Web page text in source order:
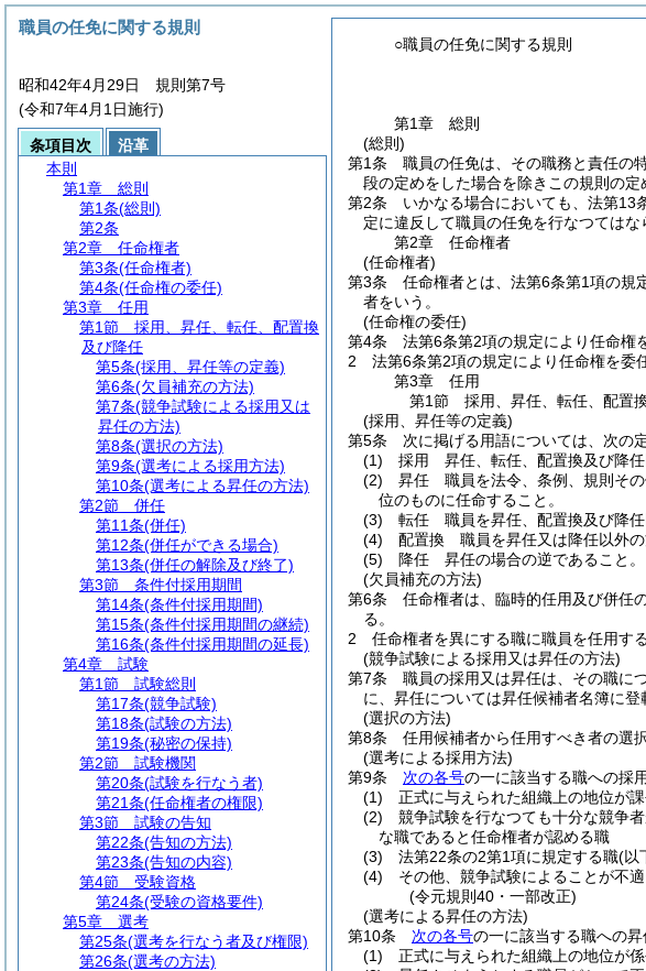
○職員の任免に関する規則
第1章
総則
(総則)
第1条
職員の任免は、その職務と責任の
段の定めをした場合を除きこの規則の定
第2条
いかなる場合においても、法第13
定に違反して職員の任免を行なつてはな
第2章
任命権者
(任命権者)
第3条
任命権者とは、法第6条第1項の規
者をいう。
(任命権の委任)
第4条
法第6条第2項の規定により任命権
2
法第6条第2項の規定により任命権を委
第3章
任用
第1節
採用、昇任、転任、配置
(採用、昇任等の定義)
第5条
次に掲げる用語については、次の
(1)
採用 昇任、転任、配置換及び降任
(2)
昇任 職員を法令、条例、規則そ
位のものに任命すること。
(3)
転任 職員を昇任、配置換及び降任
(4)
配置換 職員を昇任又は降任以外の
(5)
降任 昇任の場合の逆であること。
(欠員補充の方法)
第6条
任命権者は、臨時的任用及び併任
る。
2
任命権者を異にする職に職員を任用す
(競争試験による採用又は昇任の方法)
第7条
職員の採用又は昇任は、その職に
に、昇任については昇任候補者名簿に
(選択の方法)
第8条
任用候補者から任用すべき者の選
(選考による採用方法)
第9条
次の各号の一に該当する職への採
(1)
正式に与えられた組織上の地位が
(2)
競争試験を行なつても十分な競争
な職であると任命権者が認める職
(3)
法第22条の2第1項に規定する職(以
(4)
その他、競争試験によることが不
(令元規則40・一部改正)
(選考による昇任の方法)
第10条
次の各号の一に該当する職への昇
(1)
正式に与えられた組織上の地位が
職員の任免に関する規則
昭和42年4月29日 規則第7号
(令和7年4月1日施行)
条項目次
沿革
本則
第1章
総則
第1条(総則)
第2条
第2章
任命権者
第3条(任命権者)
第4条(任命権の委任)
第3章
任用
第1節
採用、昇任、転任、配置換
及び降任
第5条(採用、昇任等の定義)
第6条(欠員補充の方法)
第7条(競争試験による採用又は
昇任の方法)
第8条(選択の方法)
第9条(選考による採用方法)
第10条(選考による昇任の方法)
第2節
併任
第11条(併任)
第12条(併任ができる場合)
第13条(併任の解除及び終了)
第3節
条件付採用期間
第14条(条件付採用期間)
第15条(条件付採用期間の継続)
第16条(条件付採用期間の延長)
第4章
試験
第1節
試験総則
第17条(競争試験)
第18条(試験の方法)
第19条(秘密の保持)
第2節
試験機関
第20条(試験を行なう者)
第21条(任命権者の権限)
第3節
試験の告知
第22条(告知の方法)
第23条(告知の内容)
第4節
受験資格
第24条(受験の資格要件)
第5章
選考
第25条(選考を行なう者及び権限)
第26条(選考の方法)